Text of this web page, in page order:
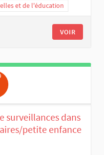
et de l'éducation
VOIR
surveillances dans
petite enfance